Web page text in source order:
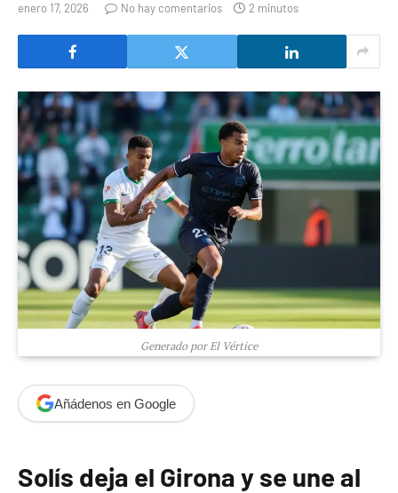
enero 17, 2026 No hay comentarios 2 minutos
Generado por El Vértice
Añádenos en Google
Solís deja el Girona y se une al